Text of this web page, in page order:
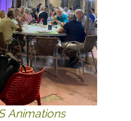
Animations